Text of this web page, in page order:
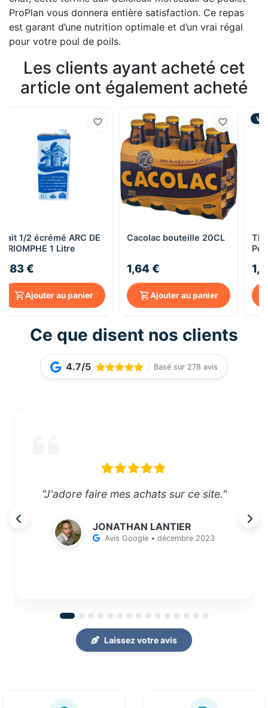
ProPlan vous donnera entière satisfaction. Ce repas
est garant d’une nutrition optimale et d’un vrai régal
pour votre poul de poils.
Les clients ayant acheté cet
article ont également acheté
Lait 1/2 écrémé ARC DE
TRIOMPHE 1 Litre
1,83 €
Ajouter au panier
Cacolac bouteille 20CL
1,64 €
Ajouter au panier
Ce que disent nos clients
4.7/5 Basé sur 278 avis
"J'adore faire mes achats sur ce site."
JONATHAN LANTIER
Avis Google • décembre 2023
Laissez votre avis